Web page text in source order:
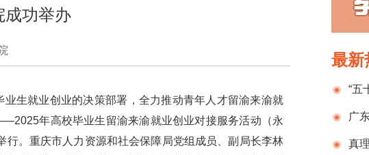
成功举办
生就业创业的决策部署，全力推动青年人才留渝来渝就
年高校毕业生留渝来渝就业创业对接服务活动（永
行。重庆市人力资源和社会保障局党组成员、副局长李林
最新
“五
美术教
广
能赋能
真